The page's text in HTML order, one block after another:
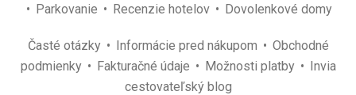
Parkovanie
Recenzie hotelov Dovolenkové domy
Časté otázky Informácie pred nákupom
Obchodné
podmienky
Fakturačné údaje Možnosti platby
Invia
cestovateľský blog